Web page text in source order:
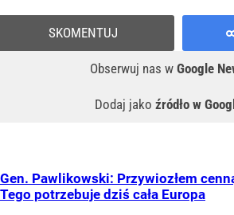
Obserwuj nas w Google
Dodaj jako źródło w
SKOMENTUJ
Gen. Pawlikowski: Przywiozłem
Tego potrzebuje dziś cała Europa